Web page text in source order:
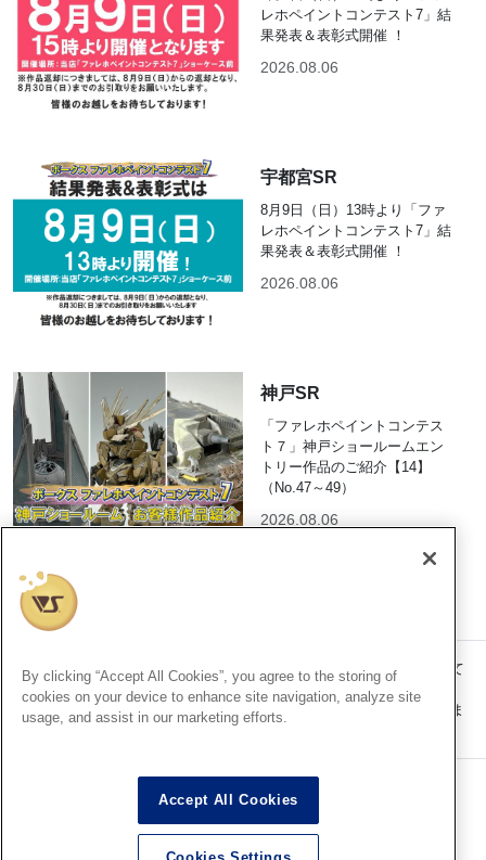
レホペイントコンテスト7」結
果発表＆表彰式開催 ！
2026.08.06
宇都宮SR
8月9日（日）13時より「ファ
レホペイントコンテスト7」結
果発表＆表彰式開催 ！
2026.08.06
神戸SR
「ファレホペイントコンテス
ト７」神戸ショールームエン
トリー作品のご紹介【14】
（No.47～49）
2026.08.06
記事内の価格表記は、掲載時点での消費税率に基づいた価格を表示して
います。
このコンテンツ内の情報、画像の二次使用及び無断引用は禁止いたしま
By clicking “Accept All Cookies”, you agree to the storing of
cookies on your device to enhance site navigation, analyze site
usage, and assist in our marketing efforts.
Accept All Cookies